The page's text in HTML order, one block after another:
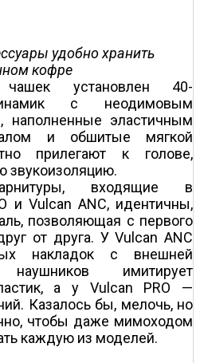
удобно хранить
кофре
установлен 40-
с неодимовым
эластичным
и обшитые мягкой
прилегают к голове,
звукоизоляцию.
входящие в
и Vulcan ANC, идентичны,
позволяющая с первого
от друга. У Vulcan ANC
накладок с внешней
имитирует
а у Vulcan PRO —
Казалось бы, мелочь, но
чтобы даже мимоходом
каждую из моделей.